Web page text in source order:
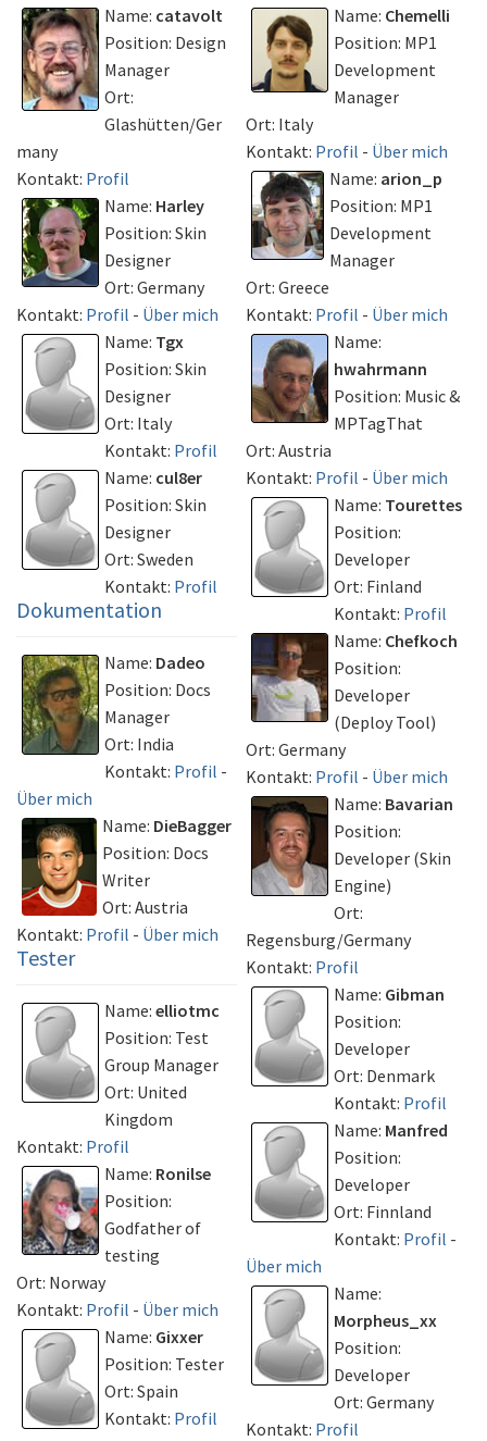
Name: catavolt
Position: Design
Manager
Ort:
Glashütten/Ger
many
Kontakt: Profil
Name: Harley
Position: Skin
Designer
Ort: Germany
Kontakt: Profil - Über mich
Name: Tgx
Position: Skin
Designer
Ort: Italy
Kontakt: Profil
Name: cul8er
Position: Skin
Designer
Ort: Sweden
Kontakt: Profil
Dokumentation
Name: Dadeo
Position: Docs
Manager
Ort: India
Kontakt: Profil -
Über mich
Name: DieBagger
Position: Docs
Writer
Ort: Austria
Kontakt: Profil - Über mich
Tester
Name: elliotmc
Position: Test
Group Manager
Ort: United
Kingdom
Kontakt: Profil
Name: Ronilse
Position:
Godfather of
testing
Ort: Norway
Kontakt: Profil - Über mich
Name: Gixxer
Position: Tester
Ort: Spain
Kontakt: Profil
Name: Chemelli
Position: MP1
Development
Manager
Ort: Italy
Kontakt: Profil - Über mich
Name: arion_p
Position: MP1
Development
Manager
Ort: Greece
Kontakt: Profil - Über mich
Name:
hwahrmann
Position: Music &
MPTagThat
Ort: Austria
Kontakt: Profil - Über mich
Name: Tourettes
Position:
Developer
Ort: Finland
Kontakt: Profil
Name: Chefkoch
Position:
Developer
(Deploy Tool)
Ort: Germany
Kontakt: Profil - Über mich
Name: Bavarian
Position:
Developer (Skin
Engine)
Ort:
Regensburg/Germany
Kontakt: Profil
Name: Gibman
Position:
Developer
Ort: Denmark
Kontakt: Profil
Name: Manfred
Position:
Developer
Ort: Finnland
Kontakt: Profil -
Über mich
Name:
Morpheus_xx
Position:
Developer
Ort: Germany
Kontakt: Profil